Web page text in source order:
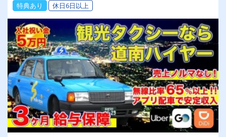
す！
特典あり 休日6日以上